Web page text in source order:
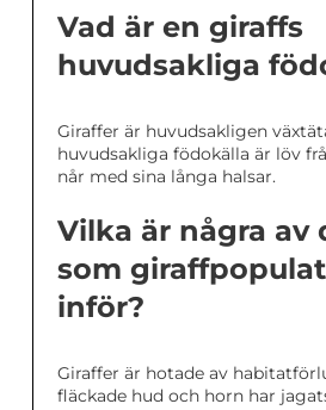
Vad är en giraffs
huvudsakliga
Giraffer är huvudsakligen
huvudsakliga födokälla är löv
når med sina långa halsar.
Vilka är några av
som
inför?
Giraffer är hotade av
fläckade hud och horn har